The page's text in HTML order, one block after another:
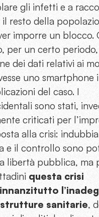
gli infetti e a
resto della
imporre un blocco.
per un certo
dei dati relativi ai
uno smartphone
del caso. I
sono stati,
criticati per
alla crisi:
e il controllo sono
libertà pubblica, ma
questa crisi
sanitarie,